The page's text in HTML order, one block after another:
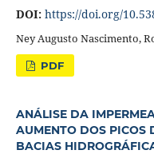
DOI: https://doi.org/
Ney Augusto Nascimento,
PDF
ANÁLISE DA
AUMENTO DOS PICOS
BACIAS